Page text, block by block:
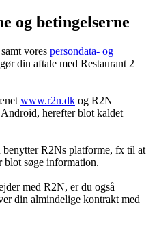
og betingelserne
vores persondata- og
din aftale med Restaurant 2
www.r2n.dk og R2N
herefter blot kaldet
R2Ns platforme, fx til at
blot søge information.
med R2N, er du også
din almindelige kontrakt med